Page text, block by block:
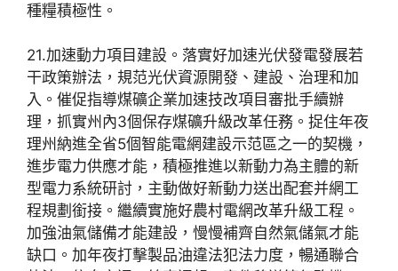
種糧積極性。
21.加速動力項目建設。落實好加速光伏發電發展若
干政策辦法，規范光伏資源開發、建設、治理和加
入。催促指導煤礦企業加速技改項目審批手續辦
理，抓實州內3個保存煤礦升級改革任務。捉住年夜
理州納進全省5個智能電網建設示范區之一的契機，
進步電力供應才能，積極推進以新動力為主體的新
型電力系統研討，主動做好新動力送出配套并網工
程規劃銜接。繼續實施好農村電網改革升級工程。
加強油氣儲備才能建設，慢慢補齊自然氣儲氣才能
缺口。加年夜打擊製品油違法犯法力度，暢通聯合